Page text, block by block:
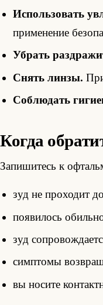
Использовать
применение
Убрать
Снять линзы.
Соблюдать
Когда
Запишитесь к
зуд не проходит
появилось
зуд
симптомы
вы носите